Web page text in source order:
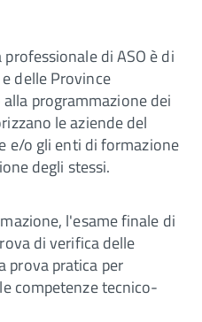
di ASO è di
delle Province
programmazione dei
le aziende del
e/o gli enti di formazione
degli stessi.
l'esame finale di
di verifica delle
prova pratica per
competenze tecnico-